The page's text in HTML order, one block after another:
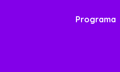
Programa